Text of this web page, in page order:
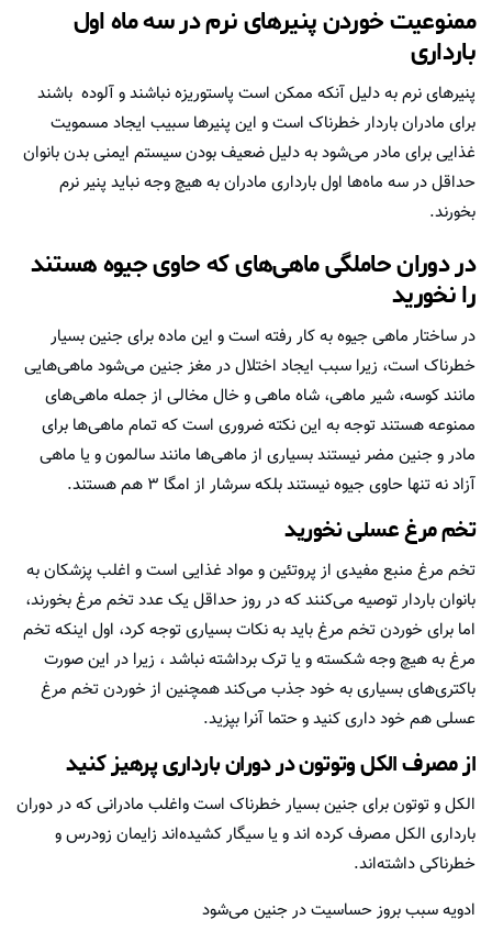
ممنوعیت خوردن پنیرهای نرم در سه ماه اول
بارداری
پنیر‌های نرم به دلیل آنکه ممکن است پاستوریزه نباشند و آلوده باشند
برای مادران باردار خطرناک است و این پنیر‌ها سبیب ایجاد مسمویت
غذایی برای مادر می‌شود به دلیل ضعیف بودن سیستم ایمنی بدن بانوان
حداقل در سه ماه‌ها اول بارداری مادران به هیچ وجه نباید پنیر نرم
بخورند.
در دوران حاملگی ماهی‌های که حاوی جیوه هستند
را نخورید
در ساختار ماهی جیوه به کار رفته است و این ماده برای جنین بسیار
خطرناک است، زیرا سبب ایجاد اختلال در مغز جنین می‌شود ماهی‌هایی
مانند کوسه، شیر ماهی، شاه ماهی و خال مخالی از جمله ماهی‌های
ممنوعه هستند توجه به این نکته ضروری است که تمام ماهی‌ها برای
مادر و جنین مضر نیستند بسیاری از ماهی‌ها مانند سالمون و یا ماهی
آزاد نه تنها حاوی جیوه نیستند بلکه سرشار از امگا ۳ هم هستند.
تخم مرغ عسلی نخورید
تخم مرغ منبع مفیدی از پروتئین و مواد غذایی است و اغلب پزشکان به
بانوان باردار توصیه می‌کنند که در روز حداقل یک عدد تخم مرغ بخورند،
اما برای خوردن تخم مرغ باید به نکات بسیاری توجه کرد، اول اینکه تخم
مرغ به هیچ وجه شکسته و یا ترک برداشته نباشد ، زیرا در این صورت
باکتری‌های بسیاری به خود جذب می‌کند همچنین از خوردن تخم مرغ
عسلی هم خود داری کنید و حتما آنرا بپزید.
از مصرف الکل وتوتون در دوران بارداری پرهیز کنید
الکل و توتون برای جنین بسیار خطرناک است واغلب مادرانی که در دوران
بارداری الکل مصرف کرده اند و یا سیگار کشیده‌اند زایمان زودرس و
خطرناکی داشته‌اند.
ادویه سبب بروز حساسیت در جنین می‌شود